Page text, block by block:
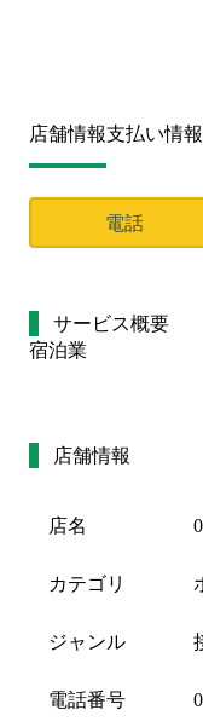
店舗情報支払い情報
電話
サービス概要
宿泊業
店舗情報
店名
カテゴリ
ジャンル
電話番号